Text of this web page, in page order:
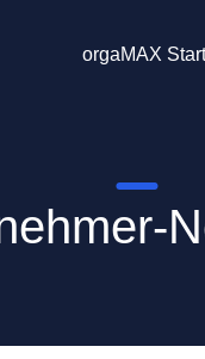
orgaMAX